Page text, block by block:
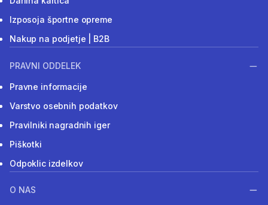
Izposoja športne opreme
Nakup na podjetje | B2B
PRAVNI ODDELEK
Pravne informacije
Varstvo osebnih podatkov
Pravilniki nagradnih iger
Piškotki
Odpoklic izdelkov
O NAS